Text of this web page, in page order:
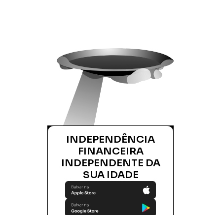
INDEPENDÊNCIA
FINANCEIRA
INDEPENDENTE DA
SUA IDADE